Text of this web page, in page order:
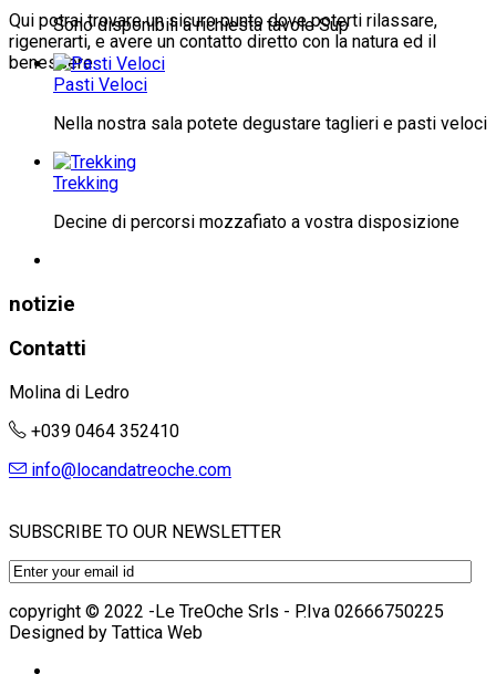
Qui potrai trovare un sicuro punto dove poterti rilassare,
rigenerarti, e avere un contatto diretto con la natura ed il
benessere
Sono disponibili a richiesta tavole Sup
Pasti Veloci
Nella nostra sala potete degustare taglieri e pasti veloci
Trekking
Decine di percorsi mozzafiato a vostra disposizione
notizie
Contatti
Molina di Ledro
+039 0464 352410
info@locandatreoche.com
SUBSCRIBE TO OUR NEWSLETTER
copyright © 2022 -Le TreOche Srls - P.Iva 02666750225
Designed by Tattica Web